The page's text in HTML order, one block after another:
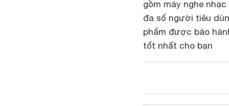
gồm máy nghe
đa số người tiêu
phẩm được bảo
tốt nhất cho bạn